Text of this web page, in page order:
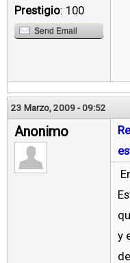
Prestigio: 100
Send Email
23 Marzo, 2009 - 09:52
Anonimo
y